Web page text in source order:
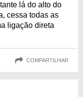
lá do alto do
cessa todas as
ligação direta
COMPARTILHAR